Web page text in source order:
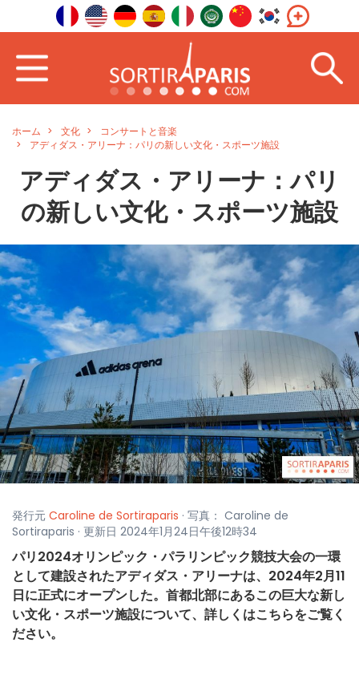
ホーム 文化
コンサートと音楽
アディダス・アリーナ：パリの新しい文化・スポーツ施設
アディダス・アリーナ：パリ
の新しい文化・スポーツ施設
発行元 Caroline de Sortiraparis · 写真： Caroline de
Sortiraparis · 更新日 2024年1月24日午後12時34
パリ2024オリンピック・パラリンピック競技大会の一環
として建設されたアディダス・アリーナは、2024年2月11
日に正式にオープンした。首都北部にあるこの巨大な新し
い文化・スポーツ施設について、詳しくはこちらをご覧く
ださい。